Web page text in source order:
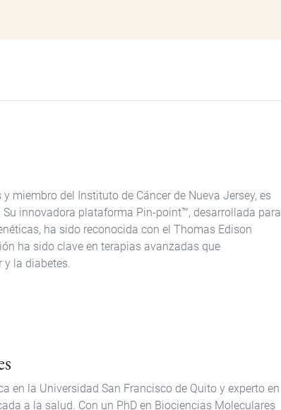
miembro del Instituto de Cáncer de Nueva Jersey, es
Su innovadora plataforma Pin-point™️, desarrollada para
ha sido reconocida con el Thomas Edison
ha sido clave en terapias avanzadas que
y la diabetes.
en la Universidad San Francisco de Quito y experto en
a la salud. Con un PhD en Biociencias Moleculares